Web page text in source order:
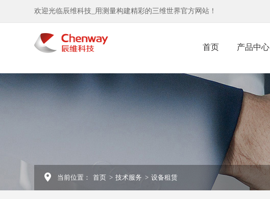
欢迎光临辰维科技_用测量构建精彩的三维世界官方网站！
首页 产品中心
当前位置： 首页 > 技术服务 > 设备租赁